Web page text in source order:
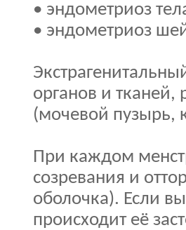
• эндометриоз
• эндометриоз
органов и
(мочевой пузырь,
При каждом
созревания и
оболочка). Если
происходит её